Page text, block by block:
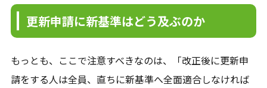
更新申請に新基準はどう及ぶのか
もっとも、ここで注意すべきなのは、「改正後に更新申
請をする人は全員、直ちに新基準へ全面適合しなければ